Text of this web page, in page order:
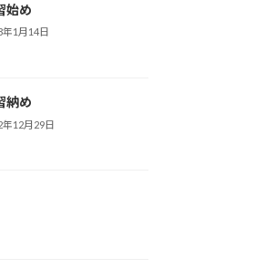
始め
年1月14日
納め
年12月29日